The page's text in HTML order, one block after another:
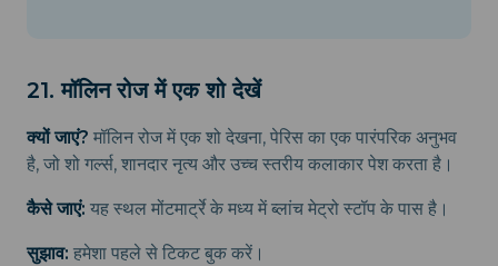
21. मॉलिन रोज में एक शो देखें
क्यों जाएं? मॉलिन रोज में एक शो देखना, पेरिस का एक पारंपरिक अनुभव
है, जो शो गर्ल्स, शानदार नृत्य और उच्च स्तरीय कलाकार पेश करता है।
कैसे जाएं: यह स्थल मोंटमार्ट्रे के मध्य में ब्लांच मेट्रो स्टॉप के पास है।
सुझाव: हमेशा पहले से टिकट बुक करें।